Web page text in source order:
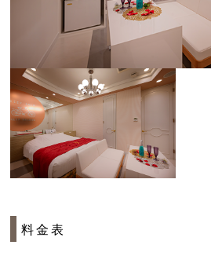
料金表